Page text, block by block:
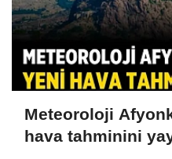
Meteoroloji
hava tahminini